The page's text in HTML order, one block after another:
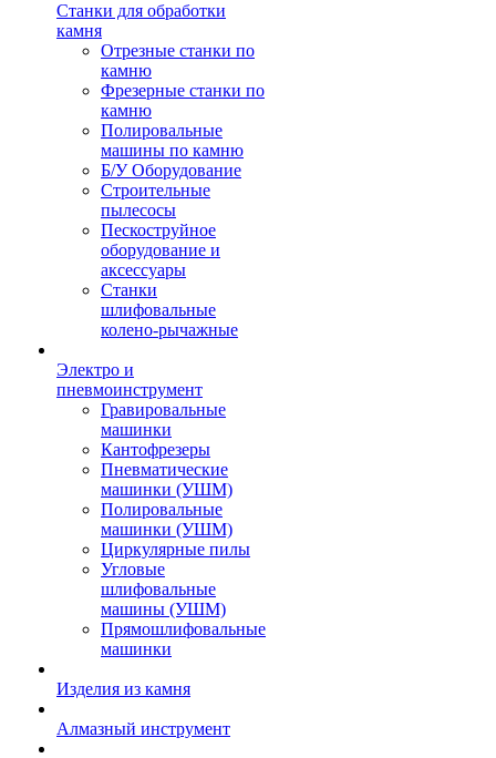
Станки для обработки
камня
Отрезные станки по
камню
Фрезерные станки по
камню
Полировальные
машины по камню
Б/У Оборудование
Строительные
пылесосы
Пескоструйное
оборудование и
аксессуары
Станки
шлифовальные
колено-рычажные
Электро и
пневмоинструмент
Гравировальные
машинки
Кантофрезеры
Пневматические
машинки (УШМ)
Полировальные
машинки (УШМ)
Циркулярные пилы
Угловые
шлифовальные
машины (УШМ)
Прямошлифовальные
машинки
Изделия из камня
Алмазный инструмент